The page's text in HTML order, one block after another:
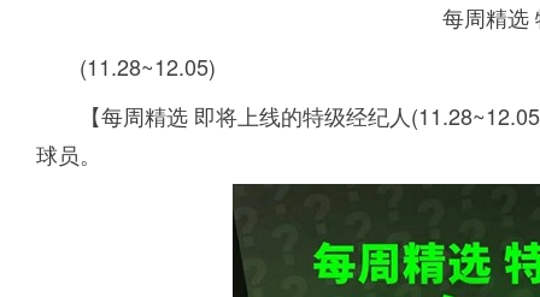
每周精选
(11.28~12.05)
【每周精选 即将上线的特级经纪人
球员。